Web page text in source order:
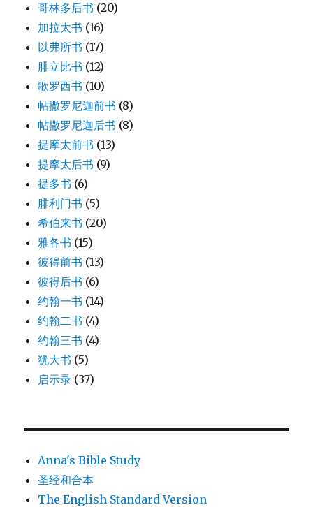
哥林多后书 (20)
加拉太书 (16)
以弗所书 (17)
腓立比书 (12)
歌罗西书 (10)
帖撒罗尼迦前书 (8)
帖撒罗尼迦后书 (8)
提摩太前书 (13)
提摩太后书 (9)
提多书 (6)
腓利门书 (5)
希伯来书 (20)
雅各书 (15)
彼得前书 (13)
彼得后书 (6)
约翰一书 (14)
约翰二书 (4)
约翰三书 (4)
犹大书 (5)
启示录 (37)
Anna's Bible Study
圣经和合本
The English Standard Version